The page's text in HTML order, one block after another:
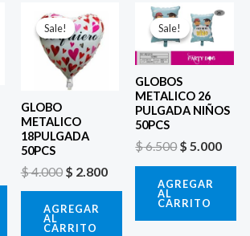
Sale!
Sale!
GLOBO
METALICO
18PULGADA
50PCS
$4.000
precio
original
era:
$ 4.000.
$ 2.800
AGREGAR
AL
CARRITO
Sale!
Sale!
GLOBOS
METALICO 26
PULGADA NIÑOS
50PCS
$6.500
El
precio
original
era:
$ 5.000
El
AGREGAR
AL
CARRITO